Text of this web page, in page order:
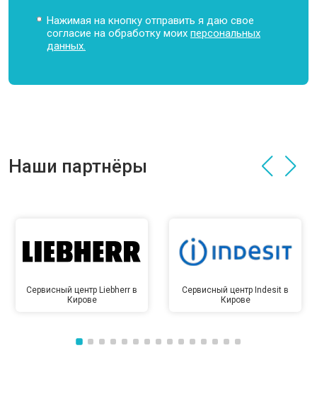
Нажимая на кнопку отправить я даю свое
согласие на обработку моихперсональных
данных.
Наши партнёры
Сервисный центр Liebherr в
Кирове
Сервисный центр Indesit в
Кирове